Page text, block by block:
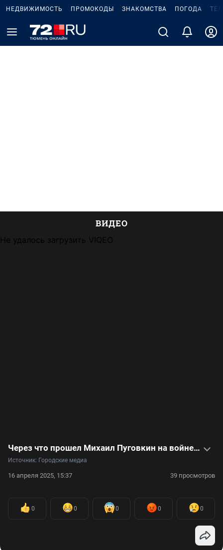
НЕДВИЖИМОСТЬ ПРОМОКОДЫ ЗНАКОМСТВА ПОГОДА
ВИДЕО
Не удалось загрузить VIQEO
Через что прошел Михаил Пуговкин на войне. Видео о судьбе актера
Источник: Городские медиа
16 апреля 2025, 15:37 39 просмотров
0 0 0 0 0